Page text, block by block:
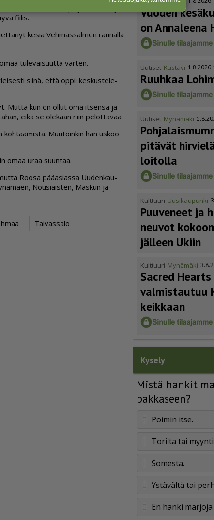
et­tä tääl­lä on niin pal­jon me­noa ja
fii­lis.
ke­siä Veh­mas­sal­men ran­nal­la
tu­le­vai­suut­ta var­ten.
sii­nä, et­tä op­pii kes­kus­te­le­
Mut­ta kun on ol­lut oma it­sen­sä ja
ei­kä se ole­kaan niin pe­lot­ta­vaa.
Muu­toin­kin hän us­koo
omaa uraa suun­taa.
Roo­sa pää­a­si­as­sa Uu­den­kau­
Nou­si­ais­ten, Mas­kun ja
Taivassalo
Vuoden
on Annaleena
Uutiset Kustavi 1.8.2026
Ruuhkaa
Uutiset Mynämäki
pitävät
loitolla
Kulttuuri Uusikaupunki
Puuveneet ja
neuvot
jälleen Ukiin
Kulttuuri Mynämäki
Sacred Hearts
valmistautuu
keikkaan
Kysely
Mistä hankit
pakkaseen?
Poimin itse.
Torilta tai
Somesta.
Ystävältä tai
En hanki